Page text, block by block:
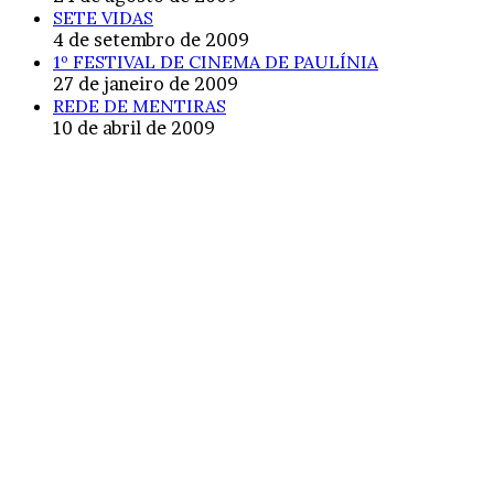
SETE VIDAS
4 de setembro de 2009
1º FESTIVAL DE CINEMA DE PAULÍNIA
27 de janeiro de 2009
REDE DE MENTIRAS
10 de abril de 2009